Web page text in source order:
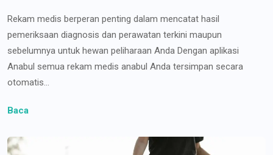
Rekam medis berperan penting dalam mencatat hasil
pemeriksaan diagnosis dan perawatan terkini maupun
sebelumnya untuk hewan peliharaan Anda Dengan aplikasi
Anabul semua rekam medis anabul Anda tersimpan secara
otomatis...
Baca